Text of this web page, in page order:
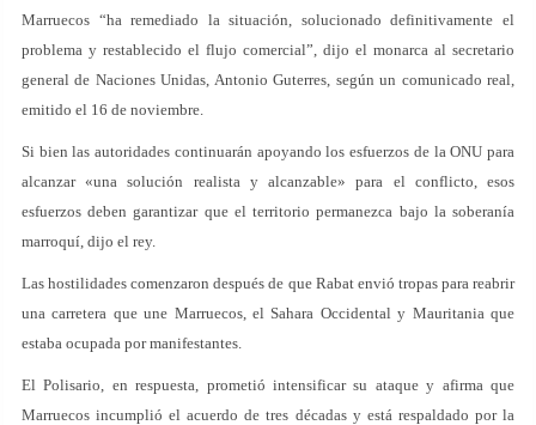
Marruecos “ha remediado la situación, solucionado definitivamente el
problema y restablecido el flujo comercial”, dijo el monarca al secretario
general de Naciones Unidas, Antonio Guterres, según un comunicado real,
emitido el 16 de noviembre.
Si bien las autoridades continuarán apoyando los esfuerzos de la ONU para
alcanzar «una solución realista y alcanzable» para el conflicto, esos
esfuerzos deben garantizar que el territorio permanezca bajo la soberanía
marroquí, dijo el rey.
Las hostilidades comenzaron después de que Rabat envió tropas para reabrir
una carretera que une Marruecos, el Sahara Occidental y Mauritania que
estaba ocupada por manifestantes.
El Polisario, en respuesta, prometió intensificar su ataque y afirma que
Marruecos incumplió el acuerdo de tres décadas y está respaldado por la